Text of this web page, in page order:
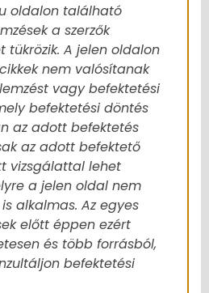
oldalon található
a szerzők
A jelen oldalon
nem valósítanak
vagy befektetési
befektetési döntés
az adott befektetés
az adott befektető
vizsgálattal lehet
a jelen oldal nem
alkalmas. Az egyes
előtt éppen ezért
és több forrásból,
befektetési